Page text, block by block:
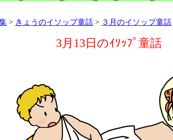
> きょうのイソップ童話 > ３月のイソップ童話
3月13日のｲｿｯﾌﾟ童話